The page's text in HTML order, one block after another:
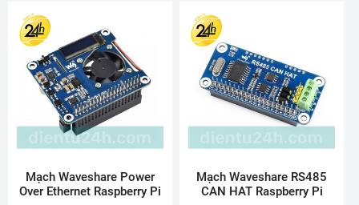
Mạch Waveshare Power
Over Ethernet Raspberry Pi
Mạch Waveshare RS485
CAN HAT Raspberry Pi